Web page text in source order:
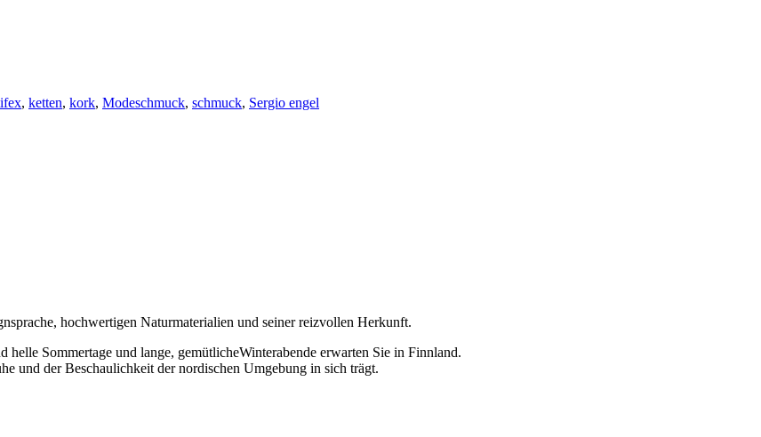
, ketten, kork, Modeschmuck, schmuck, Sergio engel
hochwertigen Naturmaterialien und seiner reizvollen Herkunft.
Sommertage und lange, gemütlicheWinterabende erwarten Sie in Finnland.
und der Beschaulichkeit der nordischen Umgebung in sich trägt.